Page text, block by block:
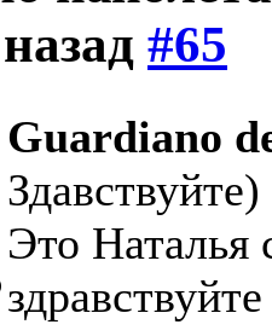
#65
Guardiano
Это Наталья